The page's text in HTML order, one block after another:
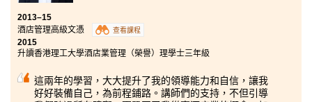
2013–15
酒店管理高級文憑
查看課程
2015
升讀香港理工大學酒店業管理（榮譽）理學士三年級
這兩年的學習，大大提升了我的領導能力和自信，讓我
好好裝備自己，為前程鋪路。講師們的支持，不但引導